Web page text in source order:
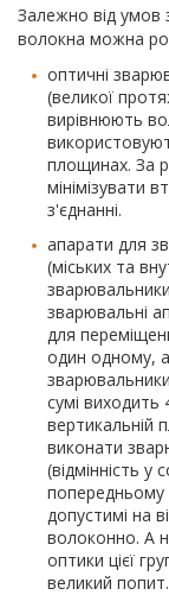
Залежно від умов
волокна можна
оптичні
(великої
вирівнюють
площинах. За
мінімізувати
з'єднанні.
апарати для
(міських та
зварювальні
для
один одному, а
сумі
вертикальній
виконати
(відмінність у
попередньому
допустимі на
волоконно. А
оптики цієї
великий попит.